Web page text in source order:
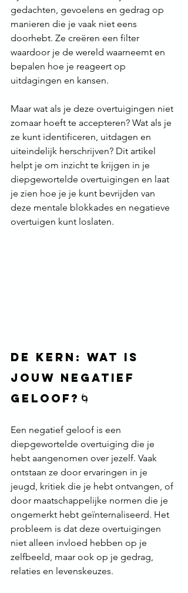
gedachten, gevoelens en gedrag op
manieren die je vaak niet eens
doorhebt. Ze creëren een filter
waardoor je de wereld waarneemt en
bepalen hoe je reageert op
uitdagingen en kansen.
Maar wat als je deze overtuigingen niet
zomaar hoeft te accepteren? Wat als je
ze kunt identificeren, uitdagen en
uiteindelijk herschrijven? Dit artikel
helpt je om inzicht te krijgen in je
diepgewortelde overtuigingen en laat
je zien hoe je je kunt bevrijden van
deze mentale blokkades en negatieve
overtuigen kunt loslaten.
De Kern: Wat Is
Jouw Negatief
Geloof?🌀
Een negatief geloof is een
diepgewortelde overtuiging die je
hebt aangenomen over jezelf. Vaak
ontstaan ze door ervaringen in je
jeugd, kritiek die je hebt ontvangen, of
door maatschappelijke normen die je
ongemerkt hebt geïnternaliseerd. Het
probleem is dat deze overtuigingen
niet alleen invloed hebben op je
zelfbeeld, maar ook op je gedrag,
relaties en levenskeuzes.